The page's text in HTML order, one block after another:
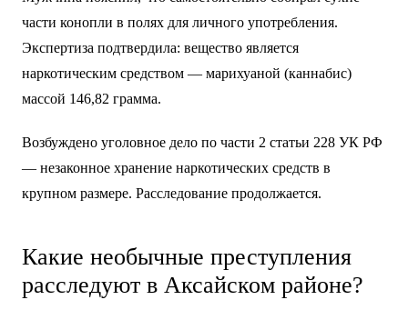
части конопли в полях для личного употребления.
Экспертиза подтвердила: вещество является
наркотическим средством — марихуаной (каннабис)
массой 146,82 грамма.
Возбуждено уголовное дело по части 2 статьи 228 УК РФ
— незаконное хранение наркотических средств в
крупном размере. Расследование продолжается.
Какие необычные преступления
расследуют в Аксайском районе?